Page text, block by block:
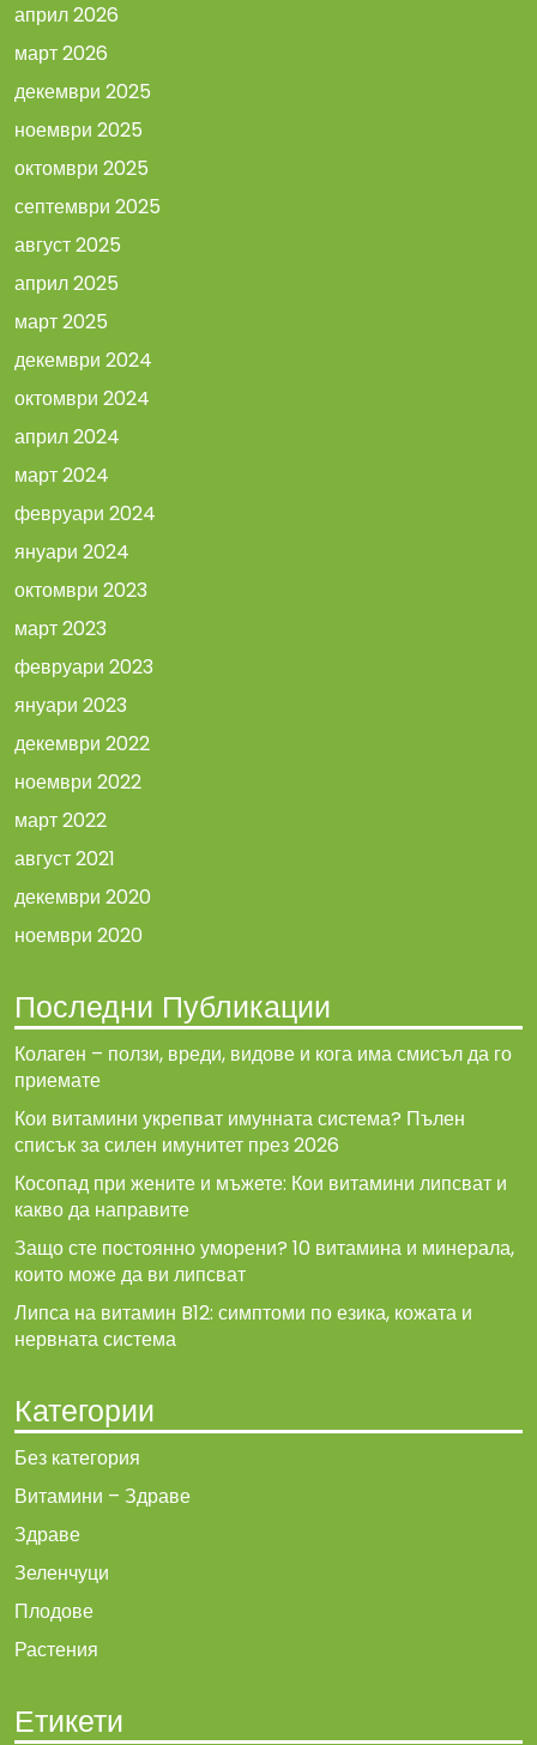
април 2026
март 2026
декември 2025
ноември 2025
октомври 2025
септември 2025
август 2025
април 2025
март 2025
декември 2024
октомври 2024
април 2024
март 2024
февруари 2024
януари 2024
октомври 2023
март 2023
февруари 2023
януари 2023
декември 2022
ноември 2022
март 2022
август 2021
декември 2020
ноември 2020
Последни Публикации
Колаген – ползи, вреди, видове и кога има смисъл да го
приемате
Кои витамини укрепват имунната система? Пълен
списък за силен имунитет през 2026
Косопад при жените и мъжете: Кои витамини липсват и
какво да направите
Защо сте постоянно уморени? 10 витамина и минерала,
които може да ви липсват
Липса на витамин B12: симптоми по езика, кожата и
нервната система
Категории
Без категория
Витамини – Здраве
Здраве
Зеленчуци
Плодове
Растения
Етикети